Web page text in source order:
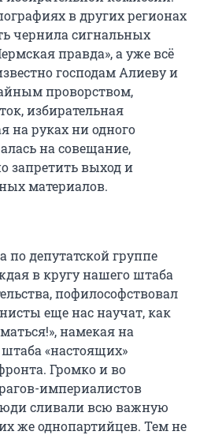
в других регионах
чернила сигнальных
правда», а уже всё
господам Алиеву и
проворством,
избирательная
на руках ни одного
на совещание,
запретить выход и
материалов.
по депутатской группе
в кругу нашего штаба
пофилософствовал
еще нас научат, как
намекая на
«настоящих»
Громко и во
империалистов
сливали всю важную
же однопартийцев. Тем не